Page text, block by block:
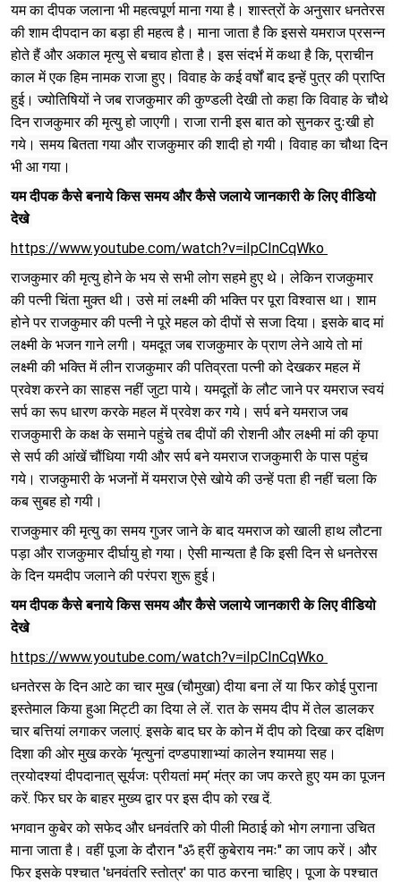
यम का दीपक जलाना भी महत्वपूर्ण माना गया है। शास्त्रों के अनुसार धनतेरस
की शाम दीपदान का बड़ा ही महत्व है। माना जाता है कि इससे यमराज प्रसन्न
होते हैं और अकाल मृत्यु से बचाव होता है। इस संदर्भ में कथा है कि, प्राचीन
काल में एक हिम नामक राजा हुए। विवाह के कई वर्षों बाद इन्हें पुत्र की प्राप्ति
हुई। ज्योतिषियों ने जब राजकुमार की कुण्डली देखी तो कहा कि विवाह के चौथे
दिन राजकुमार की मृत्यु हो जाएगी। राजा रानी इस बात को सुनकर दुःखी हो
गये। समय बितता गया और राजकुमार की शादी हो गयी। विवाह का चौथा दिन
भी आ गया।
यम दीपक कैसे बनाये किस समय और कैसे जलाये जानकारी के लिए वीडियो
देखे
https://www.youtube.com/watch?v=iIpCInCqWko
राजकुमार की मृत्यु होने के भय से सभी लोग सहमे हुए थे। लेकिन राजकुमार
की पत्नी चिंता मुक्त थी। उसे मां लक्ष्मी की भक्ति पर पूरा विश्वास था। शाम
होने पर राजकुमार की पत्नी ने पूरे महल को दीपों से सजा दिया। इसके बाद मां
लक्ष्मी के भजन गाने लगी। यमदूत जब राजकुमार के प्राण लेने आये तो मां
लक्ष्मी की भक्ति में लीन राजकुमार की पतिव्रता पत्नी को देखकर महल में
प्रवेश करने का साहस नहीं जुटा पाये। यमदूतों के लौट जाने पर यमराज स्वयं
सर्प का रूप धारण करके महल में प्रवेश कर गये। सर्प बने यमराज जब
राजकुमारी के कक्ष के समाने पहुंचे तब दीपों की रोशनी और लक्ष्मी मां की कृपा
से सर्प की आंखें चौंधिया गयी और सर्प बने यमराज राजकुमारी के पास पहुंच
गये। राजकुमारी के भजनों में यमराज ऐसे खोये की उन्हें पता ही नहीं चला कि
कब सुबह हो गयी।
राजकुमार की मृत्यु का समय गुजर जाने के बाद यमराज को खाली हाथ लौटना
पड़ा और राजकुमार दीर्घायु हो गया। ऐसी मान्यता है कि इसी दिन से धनतेरस
के दिन यमदीप जलाने की परंपरा शुरू हुई।
यम दीपक कैसे बनाये किस समय और कैसे जलाये जानकारी के लिए वीडियो
देखे
https://www.youtube.com/watch?v=iIpCInCqWko
धनतेरस के दिन आटे का चार मुख (चौमुखा) दीया बना लें या फिर कोई पुराना
इस्तेमाल किया हुआ मिट्टी का दिया ले लें. रात के समय दीप में तेल डालकर
चार बत्तियां लगाकर जलाएं. इसके बाद घर के कोन में दीप को दिखा कर दक्षिण
दिशा की ओर मुख करके ‘मृत्युनां दण्डपाशाभ्यां कालेन श्यामया सह।
त्रयोदश्यां दीपदानात् सूर्यजः प्रीयतां मम्’ मंत्र का जप करते हुए यम का पूजन
करें. फिर घर के बाहर मुख्य द्वार पर इस दीप को रख दें.
भगवान कुबेर को सफेद और धनवंतरि को पीली मिठाई को भोग लगाना उचित
माना जाता है। वहीं पूजा के दौरान "ॐ ह्रीं कुबेराय नमः" का जाप करें। और
फिर इसके पश्चात 'धनवंतरि स्तोत्र' का पाठ करना चाहिए। पूजा के पश्चात